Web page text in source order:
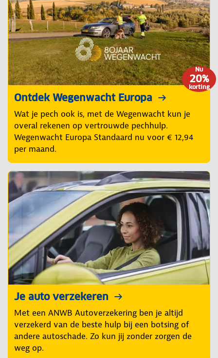
Nu
20%
korting
Ontdek Wegenwacht Europa
Wat je pech ook is, met de Wegenwacht kun je
overal rekenen op vertrouwde pechhulp.
Wegenwacht Europa Standaard nu voor € 12,94
per maand.
Je auto verzekeren
Met een ANWB Autoverzekering ben je altijd
verzekerd van de beste hulp bij een botsing of
andere autoschade. Zo kun jij zonder zorgen de
weg op.